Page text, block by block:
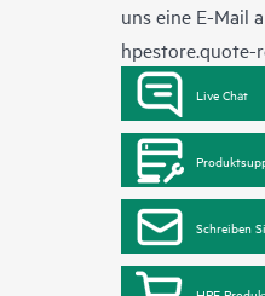
uns eine E-Mail
hpestore.quote-
Live Chat
Schreiben